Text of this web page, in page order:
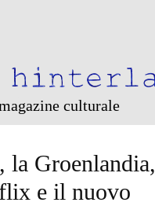
culturale
la Groenlandia,
e il nuovo